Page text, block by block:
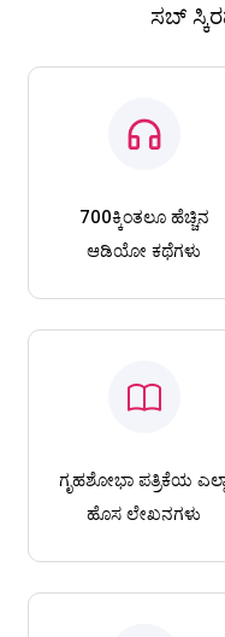
ಸಬ್
700ಕ್ಕಿಂತಲೂ ಹೆಚ್ಚಿನ
ಆಡಿಯೋ ಕಥೆಗಳು
ಗೃಹಶೋಭಾ ಪತ್ರಿಕೆಯ
ಹೊಸ ಲೇಖನಗಳು